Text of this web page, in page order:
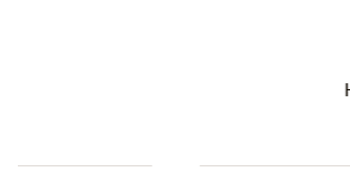
КУЛОН PK10348